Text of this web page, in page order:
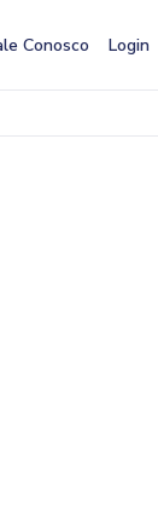
Conosco Login